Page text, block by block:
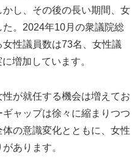
し、その後の長い期間、女
。2024年10月の衆議院総
性議員数は73名、女性議
増加しています。
が就任する機会は増えてお
ャップは徐々に縮まりつつ
の意識変化とともに、女性
あります。